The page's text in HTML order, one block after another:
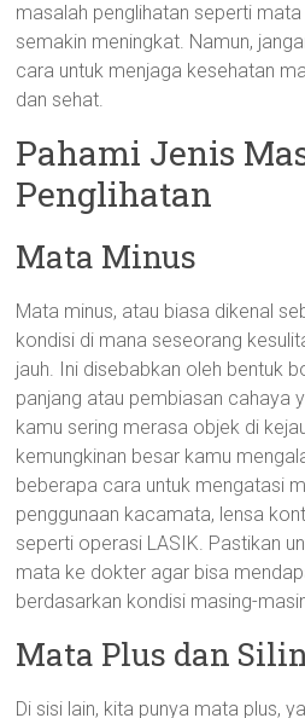
masalah penglihatan seperti
semakin meningkat. Namun,
cara untuk menjaga kesehatan
dan sehat.
Pahami Jenis
Penglihatan
Mata Minus
Mata minus, atau biasa dikenal
kondisi di mana seseorang
jauh. Ini disebabkan oleh bentuk
panjang atau pembiasan cahaya
kamu sering merasa objek di
kemungkinan besar kamu
beberapa cara untuk mengatasi
penggunaan kacamata, lensa
seperti operasi LASIK. Pastikan
mata ke dokter agar bisa
berdasarkan kondisi masing-
Mata Plus dan
Di sisi lain, kita punya mata plus,